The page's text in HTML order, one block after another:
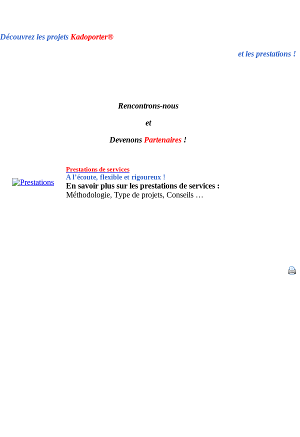
Découvrez les projets Kadoporter®
et les prestations !
Rencontrons-nous
et
Devenons Partenaires !
Prestations de services
A l’écoute, flexible et rigoureux !
En savoir plus sur les prestations de services :
Méthodologie, Type de projets, Conseils …